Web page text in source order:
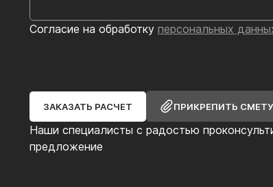
Наши специалисты с радостью
предложение
Согласие на обработку персональных
ЗАКАЗАТЬ РАСЧЕТ ПРИКРЕПИТЬ СМЕТУ